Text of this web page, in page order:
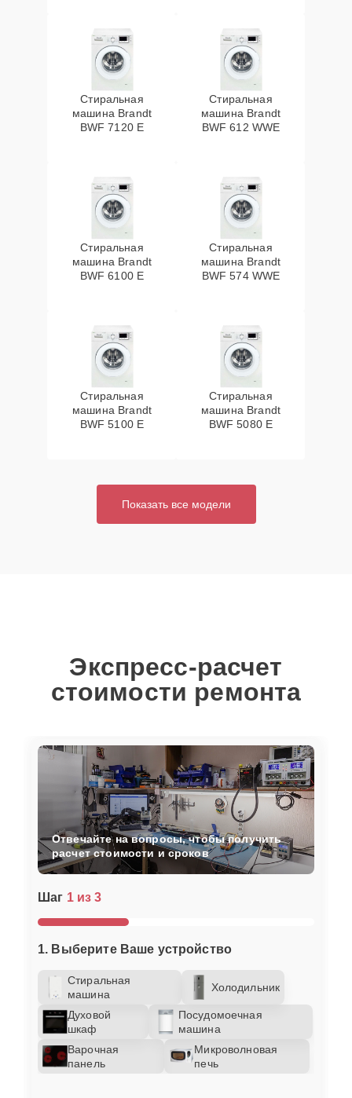
Стиральная
машина Brandt
BWF 7120 E
Стиральная
машина Brandt
BWF 612 WWE
Стиральная
машина Brandt
BWF 6100 E
Стиральная
машина Brandt
BWF 574 WWE
Стиральная
машина Brandt
BWF 5100 E
Стиральная
машина Brandt
BWF 5080 E
Показать все модели
Экспресс-расчет
стоимости ремонта
Шаг 1 из 3
1. Выберите Ваше устройство
Стиральная
машина
Холодильник
Духовой
шкаф
Посудомоечная
машина
Варочная
панель
Микроволновая
печь
Отвечайте на вопросы, чтобы получить
расчет стоимости и сроков